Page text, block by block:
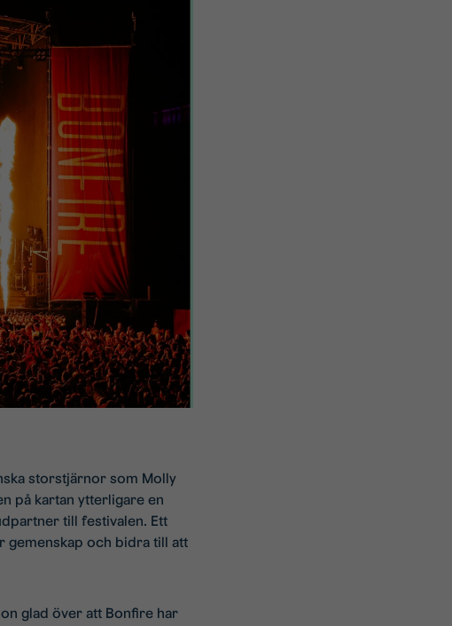
storstjärnor som Molly
på kartan ytterligare en
till festivalen. Ett
gemenskap och bidra till att
glad över att Bonfire har